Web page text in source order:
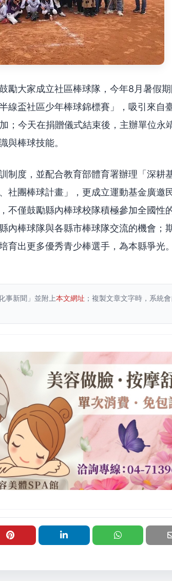
勵大家成立社區棒球隊，今年8月暑假期
盃社區少年棒球錦標賽」，吸引來自臺
；今天在捐贈儀式結束後，主辦單位永
與棒球技能。
制度，並配合教育部體育署辦理「深耕
社團棒球計畫」，更成立運動基金廣邀
不僅鼓勵縣內棒球校隊積極參加全國性
內棒球隊與各縣市棒球隊交流的機會；
出更多優秀青少棒選手，為本縣爭光。
事新聞」並附上本文網址 ；複製文章文字時，系統